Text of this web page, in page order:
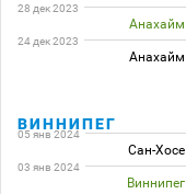
28 дек 2023
Анахайм
24 дек 2023
Анахайм
ВИННИПЕГ
05 янв 2024
Сан-Хосе
03 янв 2024
Виннипег